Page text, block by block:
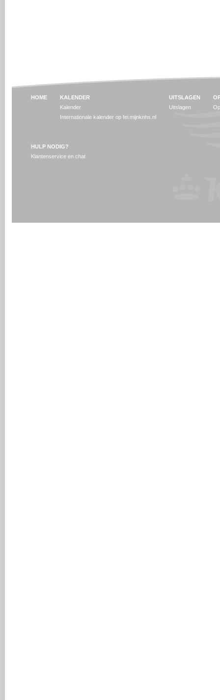
HOME
KALENDER
Kalender
Internationale kalender op fei.mijnknhs.nl
UITSLAGEN
Uitslagen
HULP NODIG?
Klantenservice en chat